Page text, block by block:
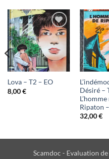
Ajouter
à ma
liste
Lova – T2 – EO
8,00€
Désiré –
Ripaton
32,00€
Scamdoc - Evaluation